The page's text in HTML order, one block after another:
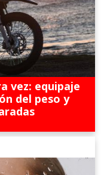
vez: equipaje
del peso y